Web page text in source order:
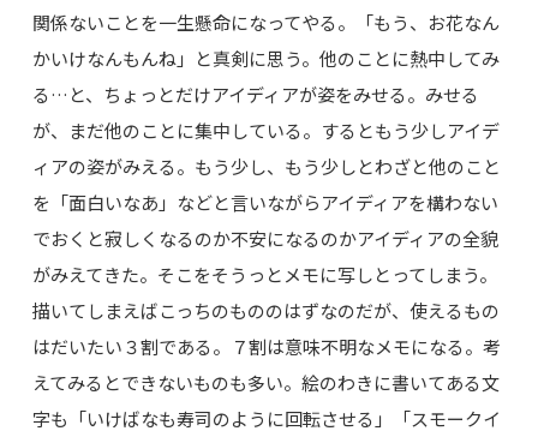
関係ないことを一生懸命になってやる。「もう、お花なん
かいけなんもんね」と真剣に思う。他のことに熱中してみ
る…と、ちょっとだけアイディアが姿をみせる。みせる
が、まだ他のことに集中している。するともう少しアイデ
ィアの姿がみえる。もう少し、もう少しとわざと他のこと
を「面白いなあ」などと言いながらアイディアを構わない
でおくと寂しくなるのか不安になるのかアイディアの全貌
がみえてきた。そこをそうっとメモに写しとってしまう。
描いてしまえばこっちのもののはずなのだが、使えるもの
はだいたい３割である。７割は意味不明なメモになる。考
えてみるとできないものも多い。絵のわきに書いてある文
字も「いけばなも寿司のように回転させる」「スモークイ